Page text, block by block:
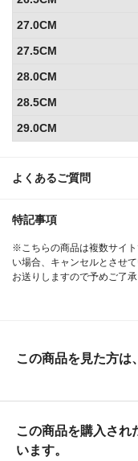
よくあるご質問
特記事項
※こちらの商品は複数サイ
い場合、キャンセルとさせ
お送りしますので予めご了承
27.0CM
27.5CM
28.0CM
28.5CM
29.0CM
この商品を見た方は
この商品を購入され
います。